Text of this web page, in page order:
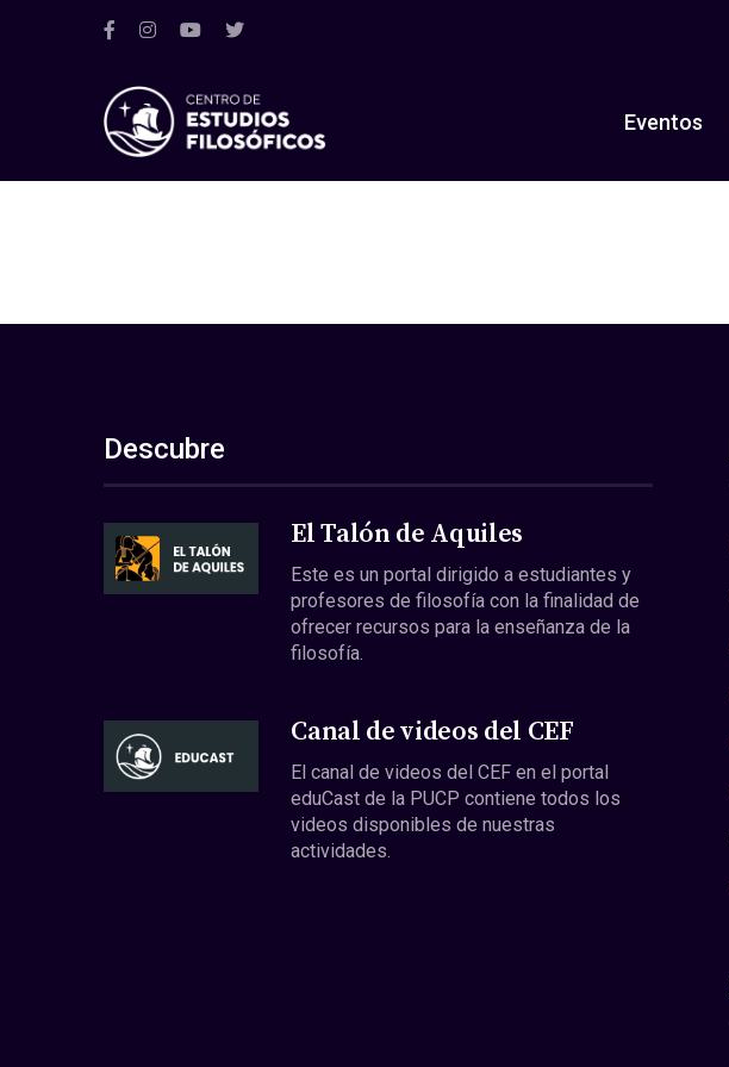
Eventos
Descubre
El Talón de Aquiles
Este es un portal dirigido a estudiantes y
profesores de filosofía con la finalidad de
ofrecer recursos para la enseñanza de la
filosofía.
Canal de videos del CEF
El canal de videos del CEF en el portal
eduCast de la PUCP contiene todos los
videos disponibles de nuestras
actividades.